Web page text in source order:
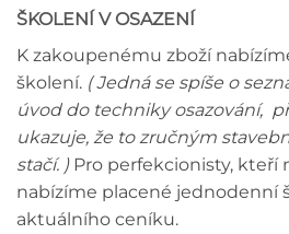
ŠKOLENÍ V OSAZENÍ
K zakoupenému zboží
školení. ( Jedná se spíše o
úvod do techniky osazování,
ukazuje, že to zručným
stačí. )Pro perfekcionisty, kteří
nabízíme placené jednodenní
aktuálního ceníku.